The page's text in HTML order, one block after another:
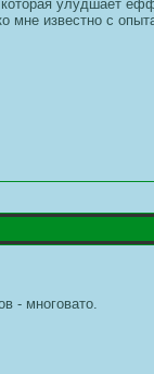
улудшает
мне известно с
- многовато.